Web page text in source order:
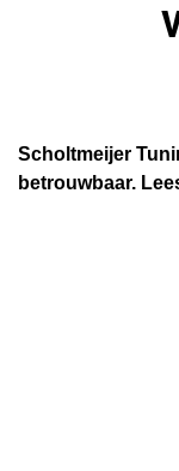
Scholtmeijer
betrouwbaar.